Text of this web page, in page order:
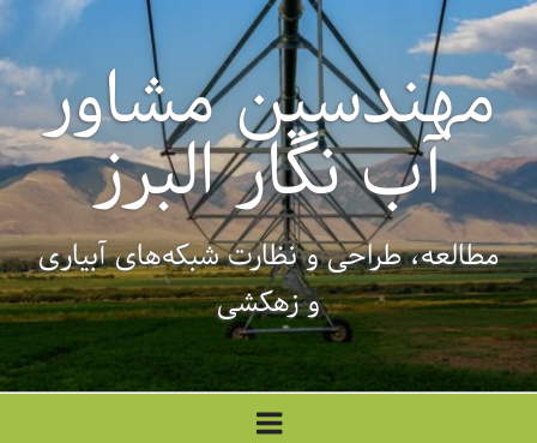
رفتن
به
محتوامهندسین مشاور
آب نگار البرز
مطالعه، طراحی‌ و نظارت شبکه‌های آبیاری
و زهکشی